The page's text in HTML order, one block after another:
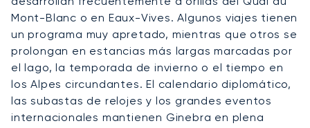
Mont-Blanc o en Eaux-Vives. Algunos viajes tienen
un programa muy apretado, mientras que otros se
prolongan en estancias más largas marcadas por
el lago, la temporada de invierno o el tiempo en
los Alpes circundantes. El calendario diplomático,
las subastas de relojes y los grandes eventos
internacionales mantienen Ginebra en plena